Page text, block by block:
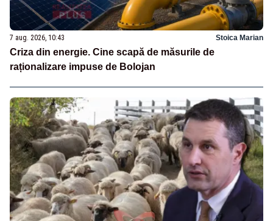
7 aug. 2026, 10:43 Stoica Marian
Criza din energie. Cine scapă de măsurile de
raționalizare impuse de Bolojan